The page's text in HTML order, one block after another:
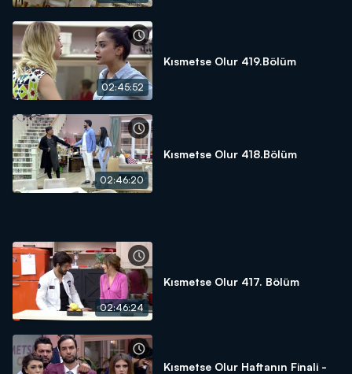
02:45:52
Kısmetse Olur 419.Bölüm
02:46:20
Kısmetse Olur 418.Bölüm
02:46:24
Kısmetse Olur 417. Bölüm
Kısmetse Olur Haftanın Finali -